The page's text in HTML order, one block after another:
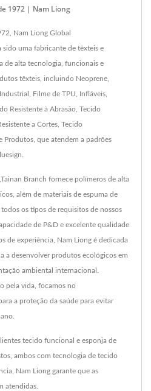
1972 | Nam Liong
Nam Liong Global
uma fabricante de têxteis e
de alta tecnologia, funcionais e
têxteis, incluindo Neoprene,
Filme de TPU, Infláveis,
Resistente à Abrasão, Tecido
a Cortes, Tecido
que atendem a padrões
Branch fornece polímeros de alta
além de materiais de espuma de
os tipos de requisitos de nossos
de P&D e excelente qualidade
de experiência, Nam Liong é dedicada
a desenvolver produtos ecológicos em
ambiental internacional.
pela vida, focamos no
a proteção da saúde para evitar
tecido funcional e esponja de
ambos com tecnologia de tecido
Nam Liong garante que as
atendidas.